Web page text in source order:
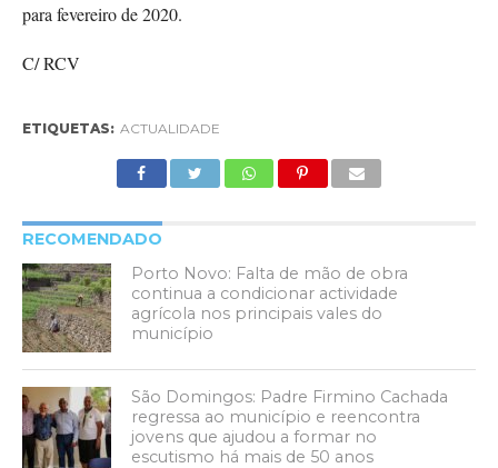
para fevereiro de 2020.
C/ RCV
ETIQUETAS: ACTUALIDADE
RECOMENDADO
Porto Novo: Falta de mão de obra
continua a condicionar actividade
agrícola nos principais vales do
município
São Domingos: Padre Firmino Cachada
regressa ao município e reencontra
jovens que ajudou a formar no
escutismo há mais de 50 anos